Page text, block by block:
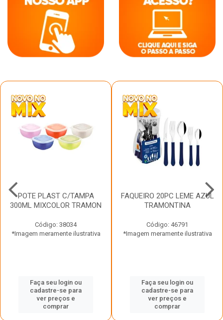
POTE PLAST C/TAMPA
300ML MIXCOLOR TRAMON
Código: 38034
*Imagem meramente ilustrativa
Faça seu login ou
cadastre-se para
ver preços e
comprar
FAQUEIRO 20PC LEME AZUL
TRAMONTINA
Código: 46791
*Imagem meramente ilustrativa
Faça seu login ou
cadastre-se para
ver preços e
comprar